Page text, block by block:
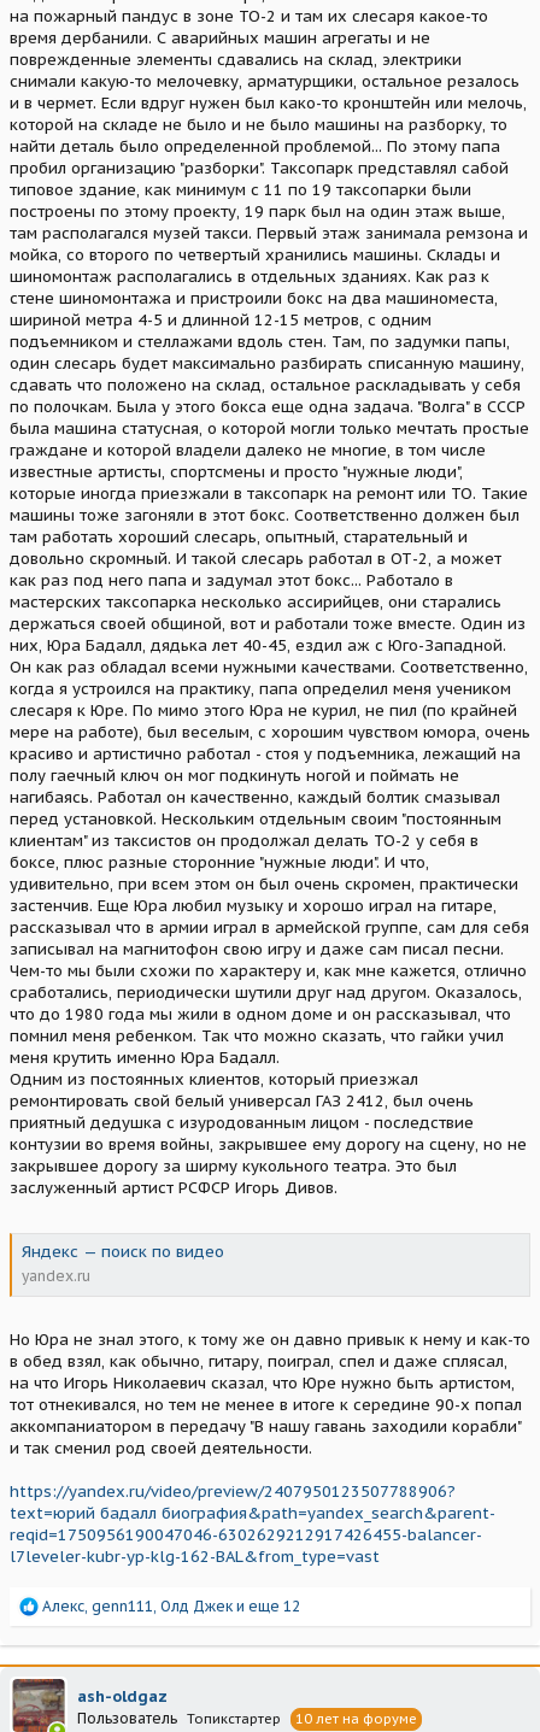
на пожарный пандус в зоне ТО-2 и там их слесаря какое-то
время дербанили. С аварийных машин агрегаты и не
поврежденные элементы сдавались на склад, электрики
снимали какую-то мелочевку, арматурщики, остальное резалось
и в чермет. Если вдруг нужен был како-то кронштейн или мелочь,
которой на складе не было и не было машины на разборку, то
найти деталь было определенной проблемой... По этому папа
пробил организацию "разборки". Таксопарк представлял сабой
типовое здание, как минимум с 11 по 19 таксопарки были
построены по этому проекту, 19 парк был на один этаж выше,
там располагался музей такси. Первый этаж занимала ремзона и
мойка, со второго по четвертый хранились машины. Склады и
шиномонтаж располагались в отдельных зданиях. Как раз к
стене шиномонтажа и пристроили бокс на два машиноместа,
шириной метра 4-5 и длинной 12-15 метров, с одним
подъемником и стеллажами вдоль стен. Там, по задумки папы,
один слесарь будет максимально разбирать списанную машину,
сдавать что положено на склад, остальное раскладывать у себя
по полочкам. Была у этого бокса еще одна задача. "Волга" в СССР
была машина статусная, о которой могли только мечтать простые
граждане и которой владели далеко не многие, в том числе
известные артисты, спортсмены и просто "нужные люди",
которые иногда приезжали в таксопарк на ремонт или ТО. Такие
машины тоже загоняли в этот бокс. Соответственно должен был
там работать хороший слесарь, опытный, старательный и
довольно скромный. И такой слесарь работал в ОТ-2, а может
как раз под него папа и задумал этот бокс... Работало в
мастерских таксопарка несколько ассирийцев, они старались
держаться своей общиной, вот и работали тоже вместе. Один из
них, Юра Бадалл, дядька лет 40-45, ездил аж с Юго-Западной.
Он как раз обладал всеми нужными качествами. Соответственно,
когда я устроился на практику, папа определил меня учеником
слесаря к Юре. По мимо этого Юра не курил, не пил (по крайней
мере на работе), был веселым, с хорошим чувством юмора, очень
красиво и артистично работал - стоя у подъемника, лежащий на
полу гаечный ключ он мог подкинуть ногой и поймать не
нагибаясь. Работал он качественно, каждый болтик смазывал
перед установкой. Нескольким отдельным своим "постоянным
клиентам" из таксистов он продолжал делать ТО-2 у себя в
боксе, плюс разные сторонние "нужные люди". И что,
удивительно, при всем этом он был очень скромен, практически
застенчив. Еще Юра любил музыку и хорошо играл на гитаре,
рассказывал что в армии играл в армейской группе, сам для себя
записывал на магнитофон свою игру и даже сам писал песни.
Чем-то мы были схожи по характеру и, как мне кажется, отлично
сработались, периодически шутили друг над другом. Оказалось,
что до 1980 года мы жили в одном доме и он рассказывал, что
помнил меня ребенком. Так что можно сказать, что гайки учил
меня крутить именно Юра Бадалл.
Одним из постоянных клиентов, который приезжал
ремонтировать свой белый универсал ГАЗ 2412, был очень
приятный дедушка с изуродованным лицом - последствие
контузии во время войны, закрывшее ему дорогу на сцену, но не
закрывшее дорогу за ширму кукольного театра. Это был
заслуженный артист РСФСР Игорь Дивов.
Яндекс — поиск по видео
yandex.ru
Но Юра не знал этого, к тому же он давно привык к нему и как-то
в обед взял, как обычно, гитару, поиграл, спел и даже сплясал,
на что Игорь Николаевич сказал, что Юре нужно быть артистом,
тот отнекивался, но тем не менее в итоге к середине 90-х попал
аккомпаниатором в передачу "В нашу гавань заходили корабли"
и так сменил род своей деятельности.
https://yandex.ru/video/preview/2407950123507788906?
text=юрий бадалл биография&path=yandex_search&parent-
reqid=1750956190047046-6302629212917426455-balancer-
l7leveler-kubr-yp-klg-162-BAL&from_type=vast
Р
а
к
ц
и
и
Алекс, genn111, Олд Джек и еще 12
ash-oldgaz
Пользователь Топикстартер 10 лет на форуме